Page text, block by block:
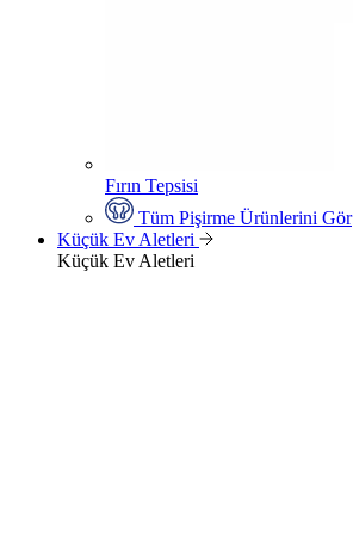
Fırın Tepsisi
Tüm Pişirme Ürünlerini Gör
Küçük Ev Aletleri
Küçük Ev Aletleri